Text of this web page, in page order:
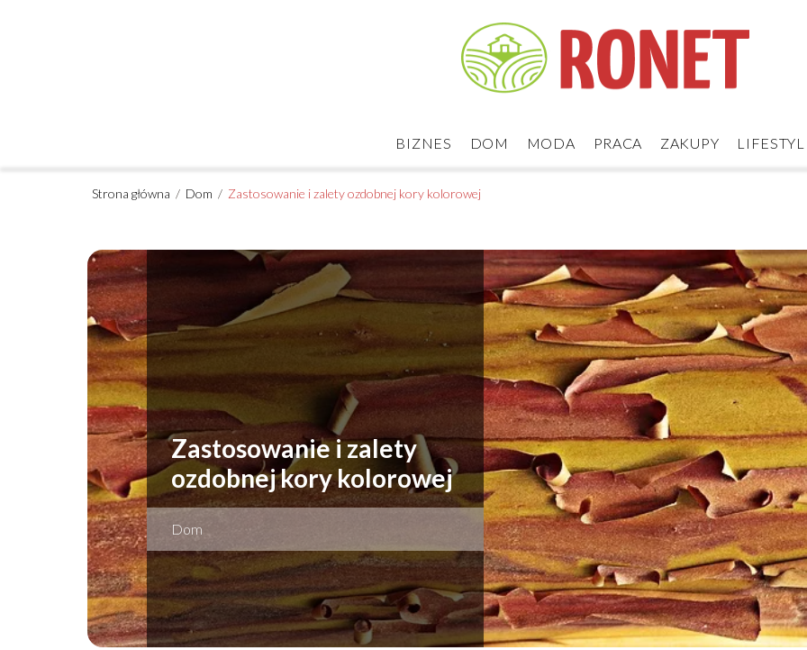
BIZNES DOM MODA PRACA ZAKUPY
Strona główna / Dom / Zastosowanie i zalety ozdobnej kory kolorowej
Zastosowanie i zalety
ozdobnej kory kolorowej
Dom